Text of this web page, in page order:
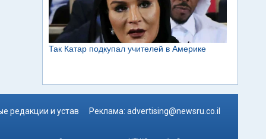
редакции и устав Реклама: advertising@newsru.co.il